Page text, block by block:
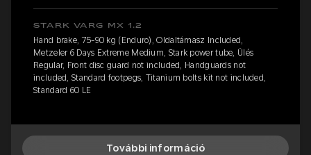
STARK VARG MX 1.2
Hand brake, 75-90 kg (Enduro), Oldaltámasz Included,
Metzeler 6 Days Extreme Medium, Stark power tube, Ülés
Regular, Front disc guard not included, Handguards not
included, Standard footpegs, Titanium bolts kit not included,
Standard 60 LE
További információ